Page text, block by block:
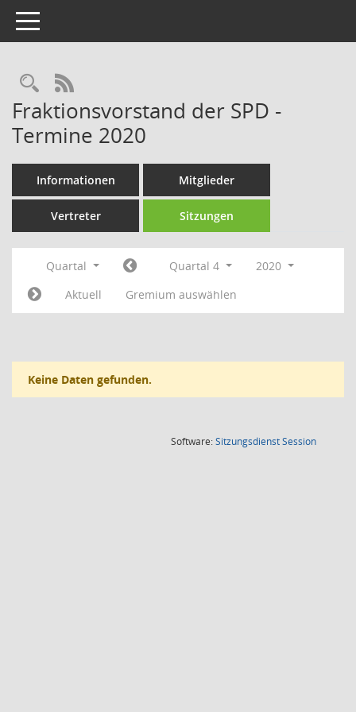
Toggle navigation
Rechercheauswahl
RSS-Feed
Fraktionsvorstand der SPD -
Termine 2020
Informationen Mitglieder
Vertreter Sitzungen
Quartal Quartal 4
2020
Aktuell
Gremium auswählen
Keine Daten gefunden.
Software:SitzungsdienstSession(Wird in